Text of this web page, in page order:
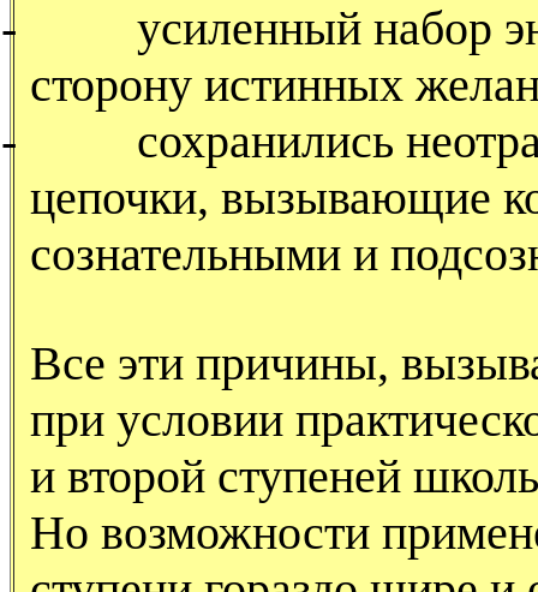
-
усиленный набор
сторону истинных
-
сохранились
цепочки, вызывающие
сознательными и
Все эти причины,
при условии
и второй ступеней
Но возможности